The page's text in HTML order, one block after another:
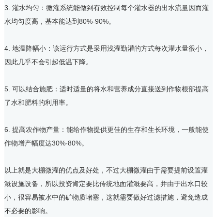
3. 灌水均匀：微灌系统能做到有效控制每个灌水器的出水流量因而灌
水均匀度高，基本能达到80%-90%。
4. 地温降幅小：该运行方式是采用浅灌勤灌的方式每次灌水量很小，
因此几乎不会引起低温下降。
5. 可以结合施肥：适时适量的将水和营养成分直接送到作物根部提高
了水和肥料的利用率。
6. 提高农作物产量：能给作物提供更佳的生存和生长环境，一般能使
作物增产幅度达30%-80%。
以上就是大棚微灌的优点及好处，不过大棚微灌由于需要提前设置灌
溉设施设备，所以投资肯定要比传统地面灌溉要高，并由于出水口较
小，很容易被水中的矿物质堵塞，这就需要做好过滤措施，避免造成
不必要的影响。